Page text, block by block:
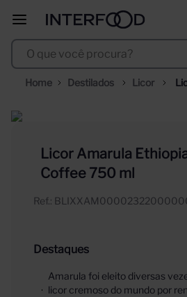
O que você procura?
Destilados Licor
Licor Amarula
Coffee 750 ml
Ref. :
Destaques
Amarula foi eleito diversas
licor cremoso do mundo por
º selección
corpus astral
10ºtrapiche vineyards sweet